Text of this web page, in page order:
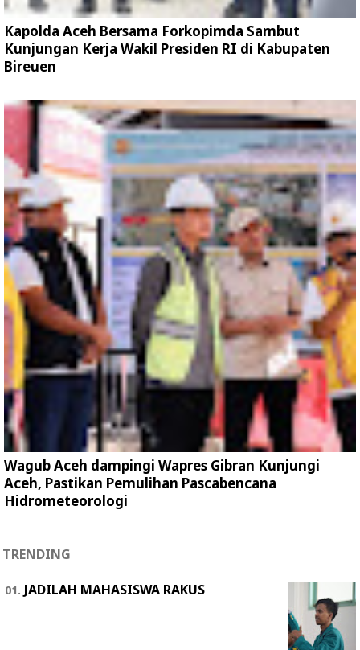
Kapolda Aceh Bersama Forkopimda Sambut
Kunjungan Kerja Wakil Presiden RI di Kabupaten
Bireuen
Wagub Aceh dampingi Wapres Gibran Kunjungi
Aceh, Pastikan Pemulihan Pascabencana
Hidrometeorologi
TRENDING
JADILAH MAHASISWA RAKUS